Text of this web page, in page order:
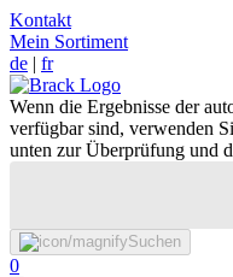
Kontakt
Mein Sortiment
de | fr
Wenn die Ergebnisse der
verfügbar sind, verwenden
unten zur Überprüfung und
Suchen
0